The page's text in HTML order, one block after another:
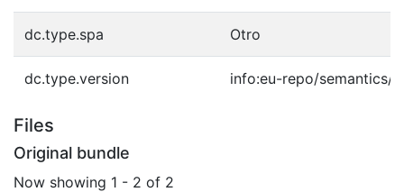
dc.type.spa Otro
dc.type.version info:eu-repo/semantics/
Files
Original bundle
Now showing 1 - 2 of 2